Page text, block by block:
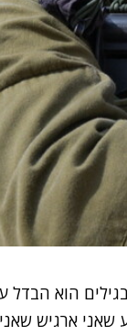
הוא הבדל
שאני ארגיש